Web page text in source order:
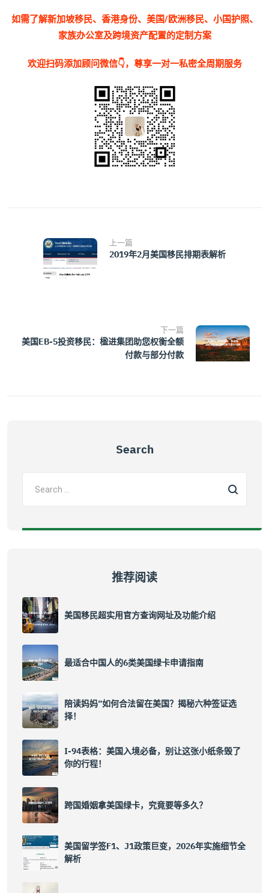
如需了解新加坡移民、香港身份、美国/欧洲移民、小国护照、
家族办公室及跨境资产配置的定制方案
欢迎扫码添加顾问微信👇，尊享一对一私密全周期服务
上一篇
2019年2月美国移民排期表解析
下一篇
美国EB-5投资移民：楹进集团助您权衡全额
付款与部分付款
Search
推荐阅读
美国移民超实用官方查询网址及功能介绍
最适合中国人的6类美国绿卡申请指南
陪读妈妈”如何合法留在美国？揭秘六种签证选
择！
I-94表格：美国入境必备，别让这张小纸条毁了
你的行程！
跨国婚姻拿美国绿卡，究竟要等多久？
美国留学签F1、J1政策巨变，2026年实施细节全
解析